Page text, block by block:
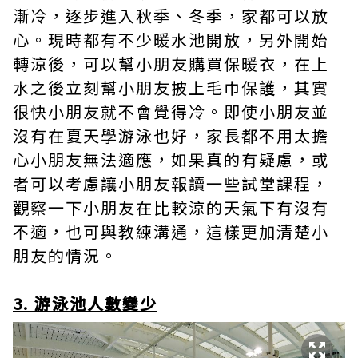
漸冷，逐步進入秋季、冬季，家都可以放
心。現時都有不少暖水池開放，另外開始
轉涼後，可以幫小朋友購買保暖衣，在上
水之後立刻幫小朋友披上毛巾保護，其實
很快小朋友就不會覺得冷。即使小朋友並
沒有在夏天學游泳也好，家長都不用太擔
心小朋友無法適應，如果真的有疑慮，或
者可以考慮讓小朋友報讀一些試堂課程，
觀察一下小朋友在比較涼的天氣下有沒有
不適，也可與教練溝通，這樣更加清楚小
朋友的情況。
3. 游泳池人數變少